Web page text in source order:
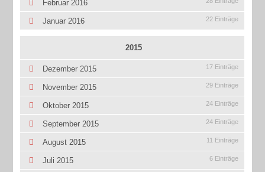
Februar 2016
Januar 2016 22 Einträge
2015
Dezember 2015 17 Einträge
November 2015 29 Einträge
Oktober 2015 24 Einträge
September 2015 24 Einträge
August 2015 11 Einträge
Juli 2015 6 Einträge